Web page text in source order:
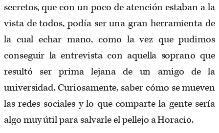
secretos, que con un poco de atención estaban a la
vista de todos, podía ser una gran herramienta de
la cual echar mano, como la vez que pudimos
conseguir la entrevista con aquella soprano que
resultó ser prima lejana de un amigo de la
universidad. Curiosamente, saber cómo se mueven
las redes sociales y lo que comparte la gente sería
algo muy útil para salvarle el pellejo a Horacio.